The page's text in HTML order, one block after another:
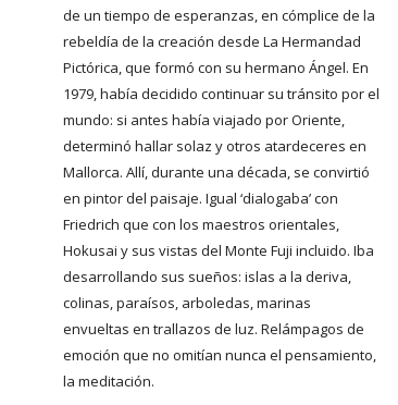
de un tiempo de esperanzas, en cómplice de la
rebeldía de la creación desde La Hermandad
Pictórica, que formó con su hermano Ángel. En
1979, había decidido continuar su tránsito por el
mundo: si antes había viajado por Oriente,
determinó hallar solaz y otros atardeceres en
Mallorca. Allí, durante una década, se convirtió
en pintor del paisaje. Igual ‘dialogaba’ con
Friedrich que con los maestros orientales,
Hokusai y sus vistas del Monte Fuji incluido. Iba
desarrollando sus sueños: islas a la deriva,
colinas, paraísos, arboledas, marinas
envueltas en trallazos de luz. Relámpagos de
emoción que no omitían nunca el pensamiento,
la meditación.